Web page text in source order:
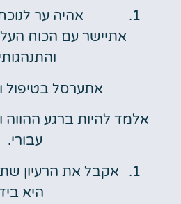
אהיה ער
אתיישר עם הכוח
אתערסל בטיפול
אלמד להיות ברגע ההווה
עבורי.
אקבל את הרעיון
היא